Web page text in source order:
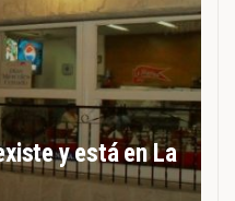
y está en La